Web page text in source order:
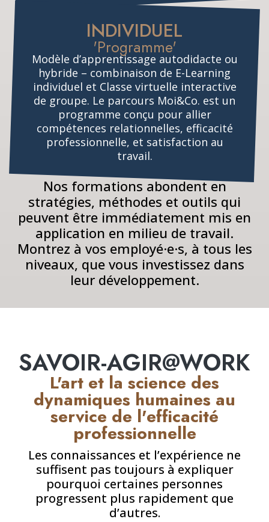
INDIVIDUEL
'Programme'
Modèle d’apprentissage autodidacte ou
hybride – combinaison de E-Learning
individuel et Classe virtuelle interactive
de groupe. Le parcours Moi&Co. est un
programme conçu pour allier
compétences relationnelles, efficacité
professionnelle, et satisfaction au
travail.
Nos formations abondent en
stratégies, méthodes et outils qui
peuvent être immédiatement mis en
application en milieu de travail.
Montrez à vos employé·e·s, à tous les
niveaux, que vous investissez dans
leur développement.
SAVOIR-AGIR@WORK
L'art et la science des
dynamiques humaines au
service de l'efficacité
professionnelle
Les connaissances et l’expérience ne
suffisent pas toujours à expliquer
pourquoi certaines personnes
progressent plus rapidement que
d’autres.